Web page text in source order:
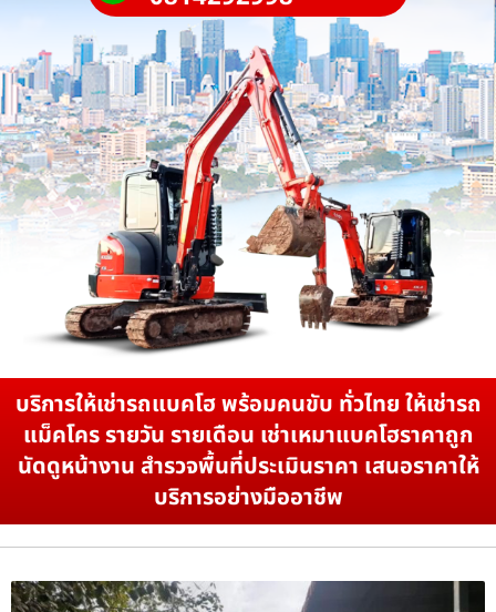
บริการให้เช่ารถแบคโฮ พร้อมคนขับ ทั่วไทย ให้เช่ารถ
แม็คโคร รายวัน รายเดือน เช่าเหมาแบคโฮราคาถูก
นัดดูหน้างาน สำรวจพื้นที่ประเมินราคา เสนอราคาให้
บริการอย่างมืออาชีพ